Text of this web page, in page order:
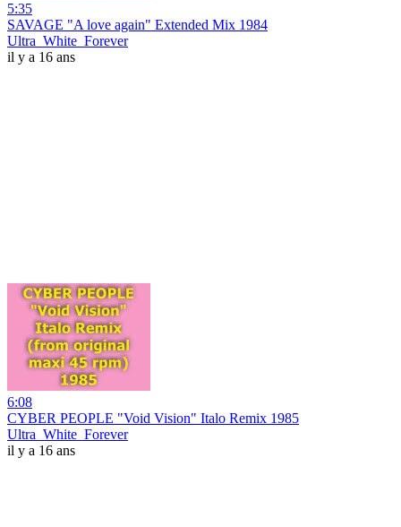
5:35
SAVAGE "A love again" Extended Mix 1984
Ultra_White_Forever
il y a 16 ans
6:08
CYBER PEOPLE "Void Vision" Italo Remix 1985
Ultra_White_Forever
il y a 16 ans